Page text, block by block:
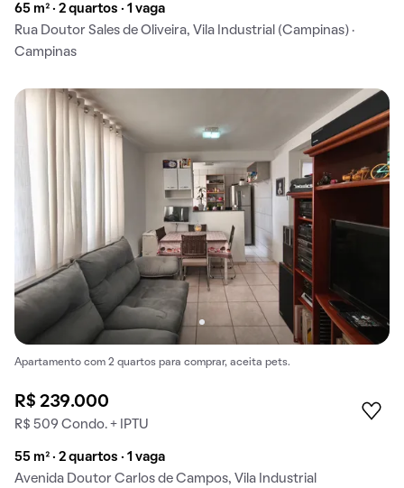
65 m² · 2 quartos · 1 vaga
Rua Doutor Sales de Oliveira, Vila Industrial (Campinas) ·
Campinas
Apartamento com 2 quartos para comprar, aceita pets.
R$ 239.000
R$ 509 Condo. + IPTU
55 m² · 2 quartos · 1 vaga
Avenida Doutor Carlos de Campos, Vila Industrial